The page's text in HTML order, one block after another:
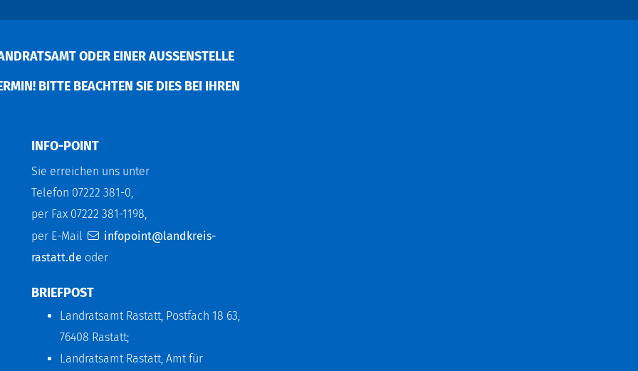
ODER EINER AUSSENSTELLE V
BITTE BEACHTEN SIE DIES BEI IHREN P
INFO-POINT
Sie erreichen uns unter
Telefon 07222 381-0,
per Fax 07222 381-1198,
per E-Mail
infopoint@landkreis-
rastatt.de oder
BRIEFPOST
Landratsamt Rastatt, Postfach 18 63,
76408 Rastatt;
Landratsamt Rastatt, Amt für